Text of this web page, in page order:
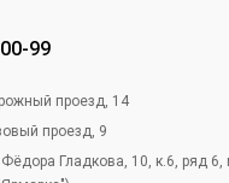
99
проезд, 14
проезд, 9
Гладкова, 10, к.6, ряд 6,